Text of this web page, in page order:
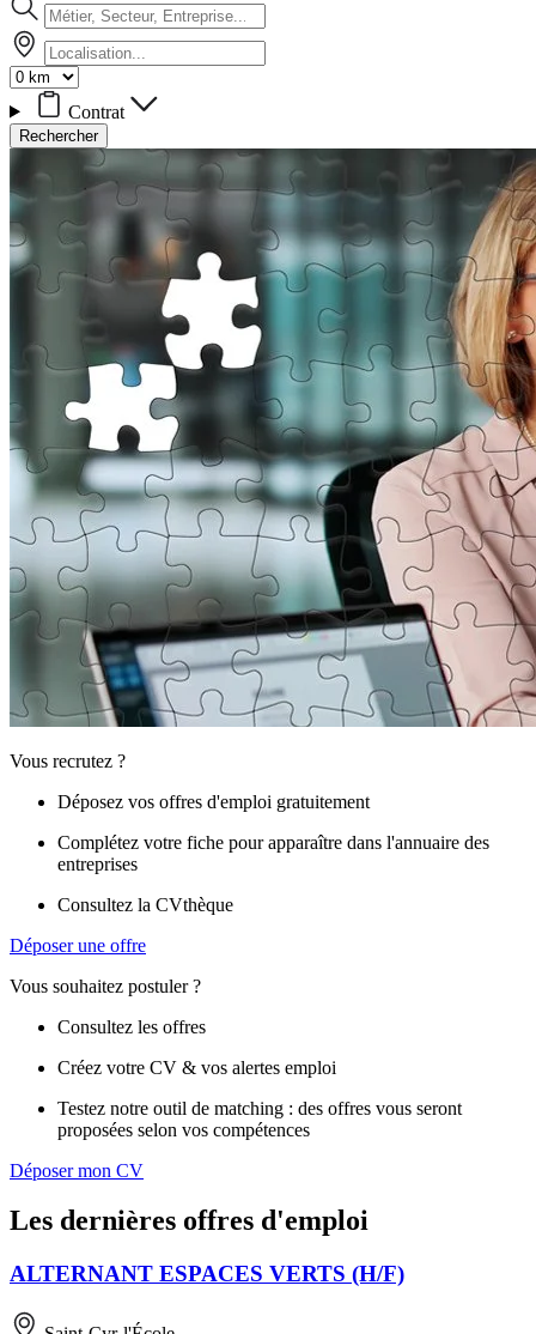
Contrat
Rechercher
Vous recrutez ?
Déposez vos offres d'emploi gratuitement
Complétez votre fiche pour apparaître dans l'annuaire des
entreprises
Consultez la CVthèque
Déposer une offre
Vous souhaitez postuler ?
Consultez les offres
Créez votre CV & vos alertes emploi
Testez notre outil de matching : des offres vous seront
proposées selon vos compétences
Déposer mon CV
Les dernières offres d'emploi
ALTERNANT ESPACES VERTS (H/F)